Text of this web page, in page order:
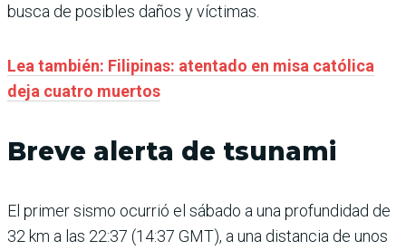
busca de posibles daños y víctimas.
Lea también: Filipinas: atentado en misa católica
deja cuatro muertos
Breve alerta de tsunami
El primer sismo ocurrió el sábado a una profundidad de
32 km a las 22:37 (14:37 GMT), a una distancia de unos